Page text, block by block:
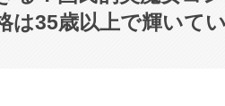
は35歳以上で輝いて